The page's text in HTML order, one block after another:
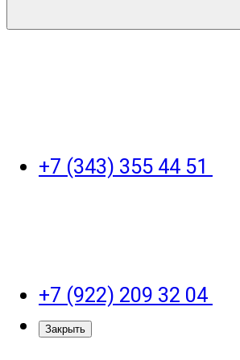
+7 (343) 355 44 51
+7 (922) 209 32 04
Закрыть